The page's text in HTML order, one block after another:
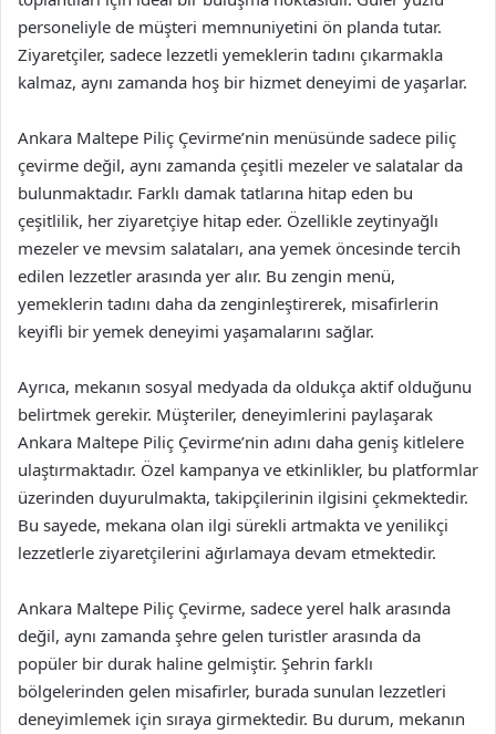
personeliyle de müşteri memnuniyetini ön planda tutar.
Ziyaretçiler, sadece lezzetli yemeklerin tadını çıkarmakla
kalmaz, aynı zamanda hoş bir hizmet deneyimi de yaşarlar.
Ankara Maltepe Piliç Çevirme’nin menüsünde sadece piliç
çevirme değil, aynı zamanda çeşitli mezeler ve salatalar da
bulunmaktadır. Farklı damak tatlarına hitap eden bu
çeşitlilik, her ziyaretçiye hitap eder. Özellikle zeytinyağlı
mezeler ve mevsim salataları, ana yemek öncesinde tercih
edilen lezzetler arasında yer alır. Bu zengin menü,
yemeklerin tadını daha da zenginleştirerek, misafirlerin
keyifli bir yemek deneyimi yaşamalarını sağlar.
Ayrıca, mekanın sosyal medyada da oldukça aktif olduğunu
belirtmek gerekir. Müşteriler, deneyimlerini paylaşarak
Ankara Maltepe Piliç Çevirme’nin adını daha geniş kitlelere
ulaştırmaktadır. Özel kampanya ve etkinlikler, bu platformlar
üzerinden duyurulmakta, takipçilerinin ilgisini çekmektedir.
Bu sayede, mekana olan ilgi sürekli artmakta ve yenilikçi
lezzetlerle ziyaretçilerini ağırlamaya devam etmektedir.
Ankara Maltepe Piliç Çevirme, sadece yerel halk arasında
değil, aynı zamanda şehre gelen turistler arasında da
popüler bir durak haline gelmiştir. Şehrin farklı
bölgelerinden gelen misafirler, burada sunulan lezzetleri
deneyimlemek için sıraya girmektedir. Bu durum, mekanın